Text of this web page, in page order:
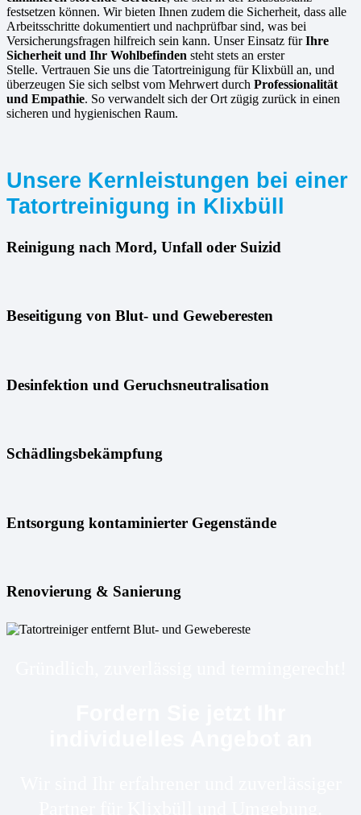
festsetzen können. Wir bieten Ihnen zudem die Sicherheit, dass alle
Arbeitsschritte dokumentiert und nachprüfbar sind, was bei
Versicherungsfragen hilfreich sein kann. Unser Einsatz fürIhre
Sicherheit und Ihr Wohlbefinden steht stets an erster
Stelle. Vertrauen Sie uns die Tatortreinigung für Klixbüll an, und
überzeugen Sie sich selbst vom Mehrwert durch Professionalität
und Empathie. So verwandelt sich der Ort zügig zurück in einen
sicheren und hygienischen Raum.
Unsere Kernleistungen bei einer
Tatortreinigung in Klixbüll
Reinigung nach Mord, Unfall oder Suizid
Beseitigung von Blut- und Geweberesten
Desinfektion und Geruchsneutralisation
Schädlingsbekämpfung
Entsorgung kontaminierter Gegenstände
Renovierung & Sanierung